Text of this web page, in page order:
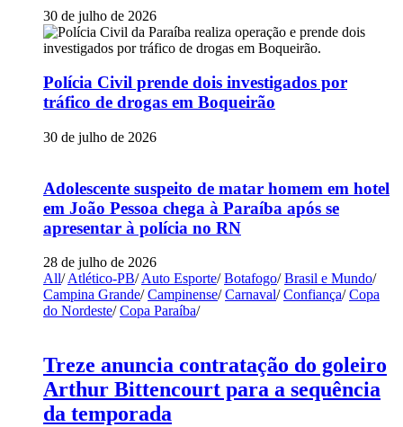
30 de julho de 2026
Polícia Civil prende dois investigados por
tráfico de drogas em Boqueirão
30 de julho de 2026
Adolescente suspeito de matar homem em hotel
em João Pessoa chega à Paraíba após se
apresentar à polícia no RN
28 de julho de 2026
All/ Atlético-PB/ Auto Esporte/ Botafogo/ Brasil e Mundo/
Campina Grande/ Campinense/ Carnaval/ Confiança/ Copa
do Nordeste/ Copa Paraíba/
Treze anuncia contratação do goleiro
Arthur Bittencourt para a sequência
da temporada